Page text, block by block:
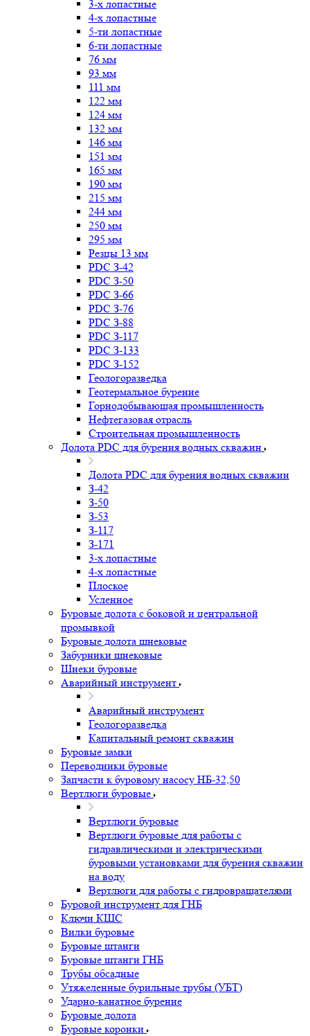
3-х лопастные
4-х лопастные
5-ти лопастные
6-ти лопастные
76 мм
93 мм
111 мм
122 мм
124 мм
132 мм
146 мм
151 мм
165 мм
190 мм
215 мм
244 мм
250 мм
295 мм
Резцы 13 мм
PDC З-42
PDC З-50
PDC З-66
PDC З-76
PDC З-88
PDC З-117
PDC З-133
PDC З-152
Геологоразведка
Геотермальное бурение
Горнодобывающая промышленность
Нефтегазовая отрасль
Строительная промышленность
Долота PDC для бурения водных скважин
Долота PDC для бурения водных скважин
З-42
З-50
З-53
З-117
З-171
3-х лопастные
4-х лопастные
Плоское
Усленное
Буровые долота с бoковой и центральной
промывкой
Буровые долота шнековые
Забурники шнековые
Шнеки буровые
Аварийный инструмент
Аварийный инструмент
Геологоразведка
Капитальный ремонт скважин
Буровые замки
Переводники буровые
Запчасти к буровому насосу НБ-32,50
Вертлюги буровые
Вертлюги буровые
Вертлюги буровые для работы с
гидравлическими и электрическими
буровыми установками для бурения скважин
на воду
Вертлюги для работы с гидровращателями
Буровой инструмент для ГНБ
Ключи КШС
Вилки буровые
Буровые штанги
Буровые штанги ГНБ
Трубы обсадные
Утяжеленные бурильные трубы (УБТ)
Ударно-канатное бурение
Буровые долота
Буровые коронки